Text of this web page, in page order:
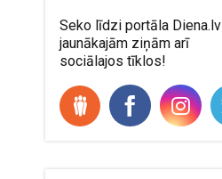
Seko līdzi portāla Diena.lv
jaunākajām ziņām arī
sociālajos tīklos!